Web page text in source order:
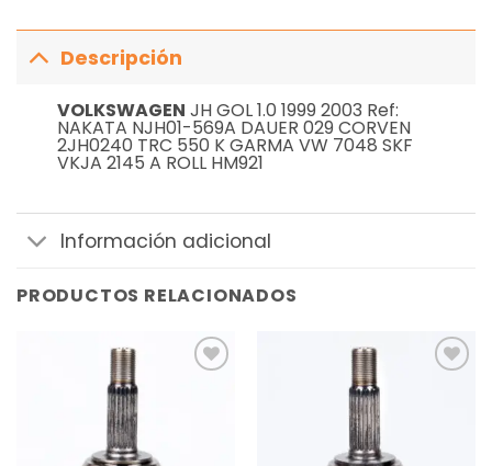
Descripción
VOLKSWAGEN JH GOL 1.0 1999 2003 Ref:
NAKATA NJH01-569A DAUER 029 CORVEN
2JH0240 TRC 550 K GARMA VW 7048 SKF
VKJA 2145 A ROLL HM921
Información adicional
PRODUCTOS RELACIONADOS